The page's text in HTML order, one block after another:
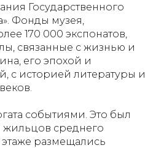
Государственного
Фонды музея,
170 000 экспонатов,
связанные с жизнью и
его эпохой и
с историей литературы и
событиями. Это был
среднего
этаже размещались